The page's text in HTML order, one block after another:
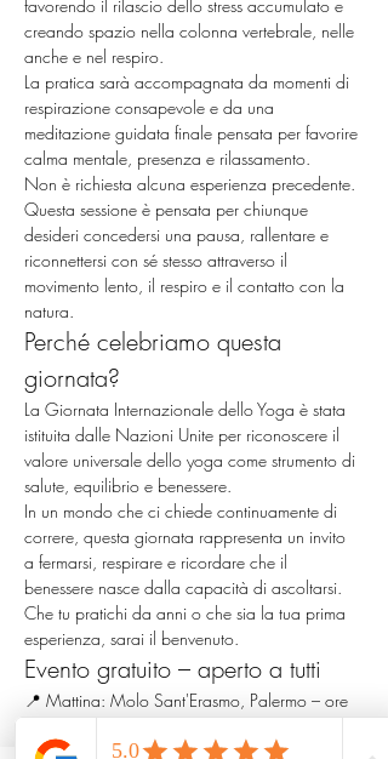
favorendo il rilascio dello stress accumulato e
creando spazio nella colonna vertebrale, nelle
anche e nel respiro.
La pratica sarà accompagnata da momenti di
respirazione consapevole e da una
meditazione guidata finale pensata per favorire
calma mentale, presenza e rilassamento.
Non è richiesta alcuna esperienza precedente.
Questa sessione è pensata per chiunque
desideri concedersi una pausa, rallentare e
riconnettersi con sé stesso attraverso il
movimento lento, il respiro e il contatto con la
natura.
Perché celebriamo questa
giornata?
La Giornata Internazionale dello Yoga è stata
istituita dalle Nazioni Unite per riconoscere il
valore universale dello yoga come strumento di
salute, equilibrio e benessere.
In un mondo che ci chiede continuamente di
correre, questa giornata rappresenta un invito
a fermarsi, respirare e ricordare che il
benessere nasce dalla capacità di ascoltarsi.
Che tu pratichi da anni o che sia la tua prima
esperienza, sarai il benvenuto.
Evento gratuito – aperto a tutti
📍 Mattina: Molo Sant'Erasmo, Palermo – ore
06:30